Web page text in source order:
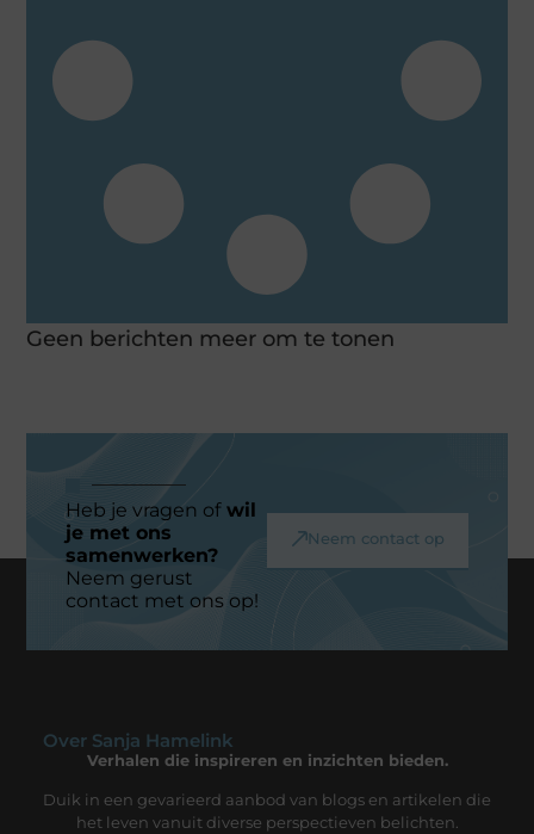
Geen berichten meer om te tonen
Heb je vragen ofwil
je met ons
samenwerken?
Neem gerust
contact met ons op!
Neem contact op
Over Sanja Hamelink
Verhalen die inspireren en inzichten bieden.
Duik in een gevarieerd aanbod van blogs en artikelen die
het leven vanuit diverse perspectieven belichten.